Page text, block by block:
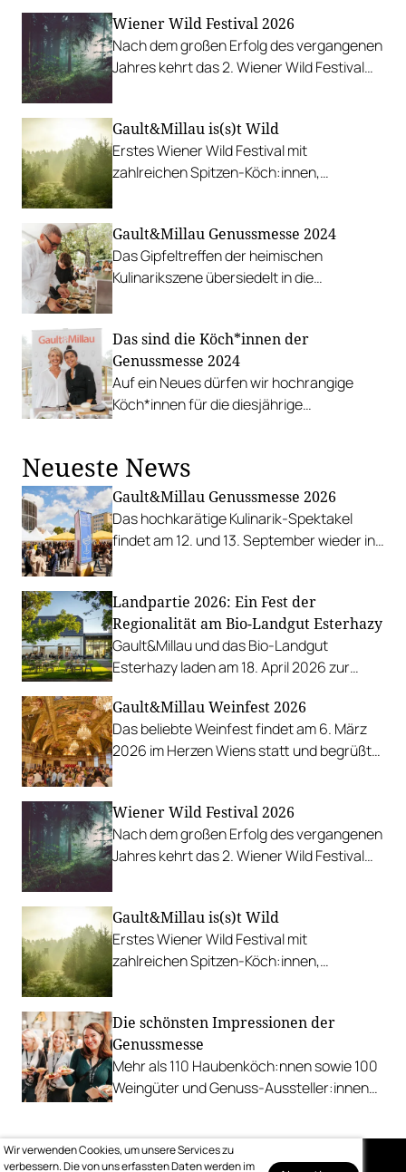
Wiener Wild Festival 2026
Nach dem großen Erfolg des vergangenen
Jahres kehrt das 2. Wiener Wild Festival
auf ein beeindruckendes Niveau.
Gault&Millau is(s)t Wild
Erstes Wiener Wild Festival mit
zahlreichen Spitzen-Köch:innen,
Gault&Millau Genussmesse 2024
Das Gipfeltreffen der heimischen
Kulinarikszene übersiedelt in die
Das sind die Köch*innen der
Genussmesse 2024
Auf ein Neues dürfen wir hochrangige
Köch*innen für die diesjährige
Weissgerber, Theresia Palmetzhofer,
Lukas Nagl und Parvin Razavi.
Neueste News
Gault&Millau Genussmesse 2026
Das hochkarätige Kulinarik-Spektakel
findet am 12. und 13. September wieder in
Landpartie 2026: Ein Fest der
Regionalität am Bio-Landgut Esterhazy
Gault&Millau und das Bio-Landgut
Esterhazy laden am 18. April 2026 zur
Fest, das die Vielfalt und Authentizität
österreichischer Regionalität in den
Mittelpunkt stellt.
Gault&Millau Weinfest 2026
Das beliebte Weinfest findet am 6. März
2026 im Herzen Wiens statt und begrüßt
Niederösterreich, der Niederösterreich-
Werbung und der Wirtshauskultur
Niederösterreich.
Wiener Wild Festival 2026
Nach dem großen Erfolg des vergangenen
Jahres kehrt das 2. Wiener Wild Festival
auf ein beeindruckendes Niveau.
Gault&Millau is(s)t Wild
Erstes Wiener Wild Festival mit
zahlreichen Spitzen-Köch:innen,
Die schönsten Impressionen der
Genussmesse
Mehr als 110 Haubenköch:nnen sowie 100
Weingüter und Genuss-Aussteller:innen
Wir verwenden Cookies, um unsere Services zu
verbessern. Die von uns erfassten Daten werden im